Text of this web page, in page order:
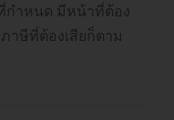
กำหนด มีหน้าที่ต้อง
าษีที่ต้องเสียก็ตาม